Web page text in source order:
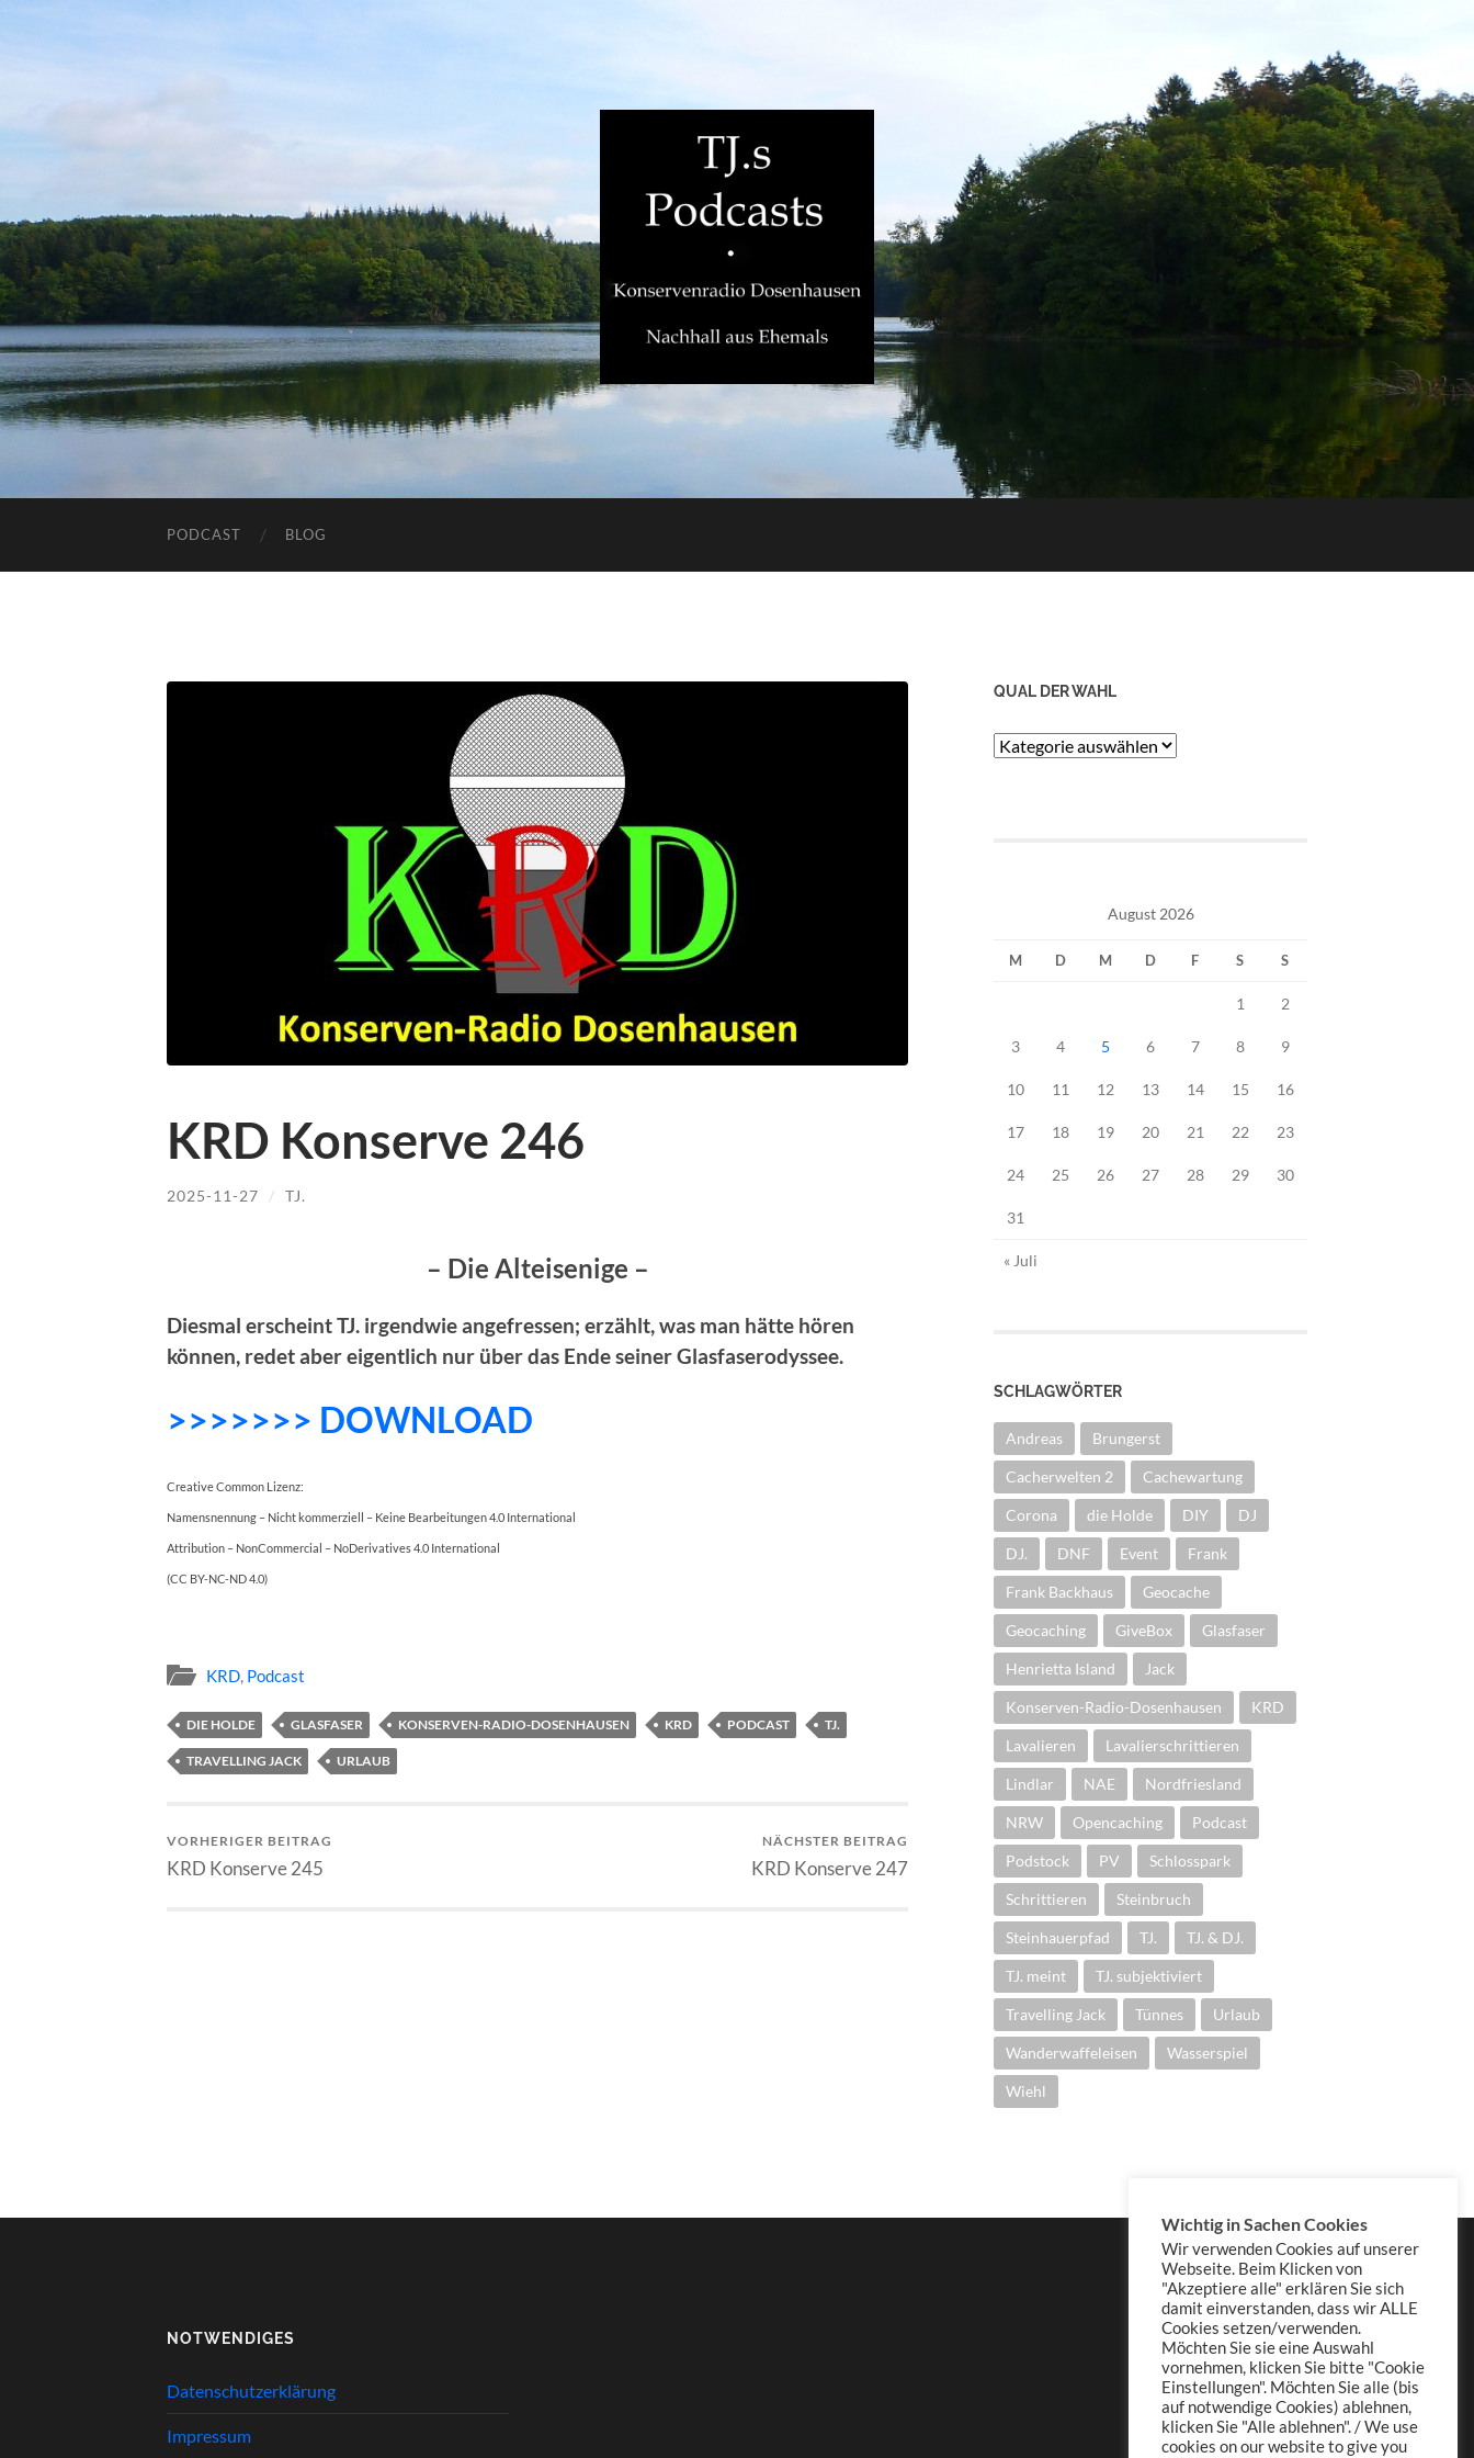
PODCAST BLOG
KRD Konserve 246
2025-11-27 / TJ.
– Die Alteisenige –
Diesmal erscheint TJ. irgendwie angefressen; erzählt, was man hätte hören
können, redet aber eigentlich nur über das Ende seiner Glasfaserodyssee.
>>>>>>> DOWNLOAD
Creative Common Lizenz:
Namensnennung – Nicht kommerziell – Keine Bearbeitungen 4.0 International
Attribution – NonCommercial – NoDerivatives 4.0 International
(CC BY-NC-ND 4.0)
KRD, Podcast
DIE HOLDE GLASFASER KONSERVEN-RADIO-DOSENHAUSEN KRD PODCAST TJ.
TRAVELLING JACK URLAUB
VORHERIGER BEITRAG
KRD Konserve 245
NÄCHSTER BEITRAG
KRD Konserve 247
QUAL DER WAHL
Qual
August 2026
M D M D F S S
1 2
3 4 5 6 7 8 9
10 11 12 13 14 15 16
17 18 19 20 21 22 23
24 25 26 27 28 29 30
31
« Juli
SCHLAGWÖRTER
Andreas Brungerst
Cacherwelten 2 Cachewartung
Corona die Holde DIY DJ
DJ. DNF Event Frank
Frank Backhaus Geocache
Geocaching GiveBox Glasfaser
Henrietta Island Jack
Konserven-Radio-Dosenhausen KRD
Lavalieren Lavalierschrittieren
Lindlar NAE Nordfriesland
NRW Opencaching Podcast
Podstock PV Schlosspark
Schrittieren Steinbruch
Steinhauerpfad TJ. TJ. & DJ.
TJ. meint TJ. subjektiviert
Travelling Jack Tünnes Urlaub
Wanderwaffeleisen Wasserspiel
Wiehl
NOTWENDIGES
Datenschutzerklärung
Impressum
Wichtig in Sachen Cookies
Wir verwenden Cookies auf unserer
Webseite. Beim Klicken von
"Akzeptiere alle" erklären Sie sich
damit einverstanden, dass wir ALLE
Cookies setzen/verwenden.
Möchten Sie sie eine Auswahl
vornehmen, klicken Sie bitte "Cookie
Einstellungen". Möchten Sie alle (bis
auf notwendige Cookies) ablehnen,
klicken Sie "Alle ablehnen". / We use
cookies on our website to give you